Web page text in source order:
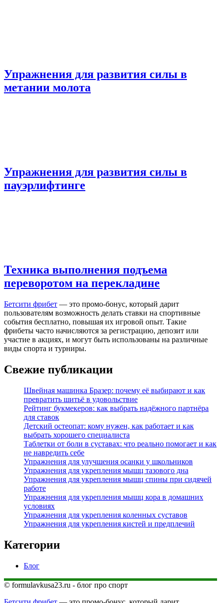
Упражнения для развития силы в
метании молота
Упражнения для развития силы в
пауэрлифтинге
Техника выполнения подъема
переворотом на перекладине
Бетсити фрибет — это промо-бонус, который дарит
пользователям возможность делать ставки на спортивные
события бесплатно, повышая их игровой опыт. Такие
фрибеты часто начисляются за регистрацию, депозит или
участие в акциях, и могут быть использованы на различные
виды спорта и турниры.
Свежие публикации
Швейная машинка Бразер: почему её выбирают и как
превратить шитьё в удовольствие
Рейтинг букмекеров: как выбрать надёжного партнёра
для ставок
Детский остеопат: кому нужен, как работает и как
выбрать хорошего специалиста
Таблетки от боли в суставах: что реально помогает и как
не навредить себе
Упражнения для улучшения осанки у школьников
Упражнения для укрепления мышц тазового дна
Упражнения для укрепления мышц спины при сидячей
работе
Упражнения для укрепления мышц кора в домашних
условиях
Упражнения для укрепления коленных суставов
Упражнения для укрепления кистей и предплечий
Категории
Блог
© formulavkusa23.ru - блог про спорт